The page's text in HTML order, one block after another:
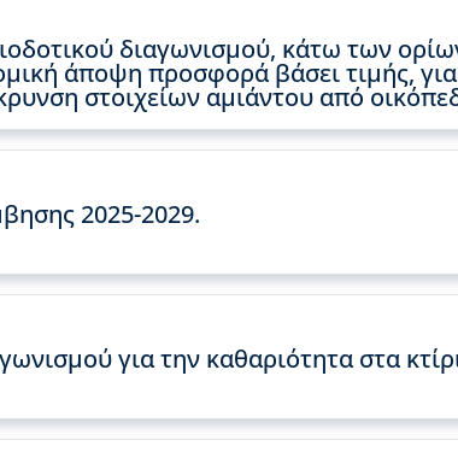
διαγωνισμού, κάτω των
άποψη προσφορά βάσει τιμής,
στοιχείων αμιάντου από
2025-2029.
για την καθαριότητα στα